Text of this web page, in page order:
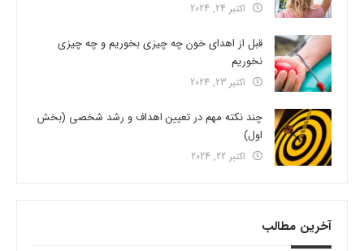
اکتبر 24, 2024
قبل از اهدای خون چه چیزی بخوریم و چه چیزی
نخوریم
اکتبر 23, 2024
چند نکته مهم در تعیین اهداف و رشد شخصی (بخش
اول)
اکتبر 22, 2024
آخرین مطالب